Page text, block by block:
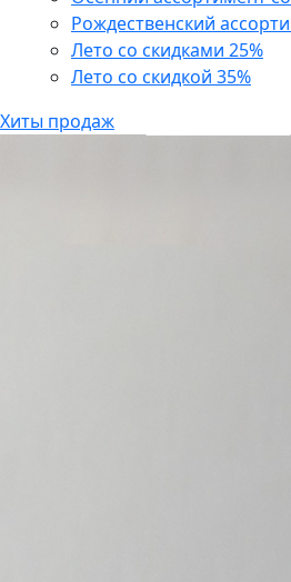
Рождественский
Лето со скидками 25%
Лето со скидкой 35%
Хиты продаж